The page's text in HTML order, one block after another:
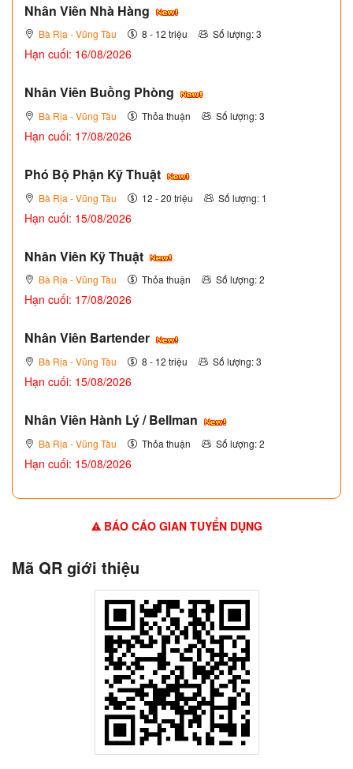
Nhân Viên Nhà Hàng
Bà Rịa - Vũng Tàu 8 - 12 triệu Số lượng: 3
Hạn cuối: 16/08/2026
Nhân Viên Buồng Phòng
Bà Rịa - Vũng Tàu Thỏa thuận Số lượng: 3
Hạn cuối: 17/08/2026
Phó Bộ Phận Kỹ Thuật
Bà Rịa - Vũng Tàu 12 - 20 triệu Số lượng: 1
Hạn cuối: 15/08/2026
Nhân Viên Kỹ Thuật
Bà Rịa - Vũng Tàu Thỏa thuận Số lượng: 2
Hạn cuối: 17/08/2026
Nhân Viên Bartender
Bà Rịa - Vũng Tàu 8 - 12 triệu Số lượng: 3
Hạn cuối: 15/08/2026
Nhân Viên Hành Lý / Bellman
Bà Rịa - Vũng Tàu Thỏa thuận Số lượng: 2
Hạn cuối: 15/08/2026
BÁO CÁO GIAN TUYỂN DỤNG
Mã QR giới thiệu